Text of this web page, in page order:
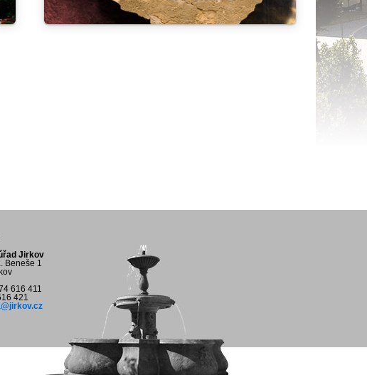
Jirkov
Beneše 1
616 411
421